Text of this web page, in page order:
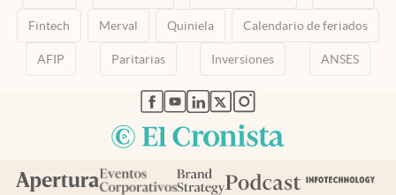
Fintech Merval Quiniela Calendario de feriados
AFIP Paritarias Inversiones ANSES
abre en nueva pestaña
abre en nueva pestaña
abre en nueva pestaña
abre en nueva pestaña
abre en nueva pestaña